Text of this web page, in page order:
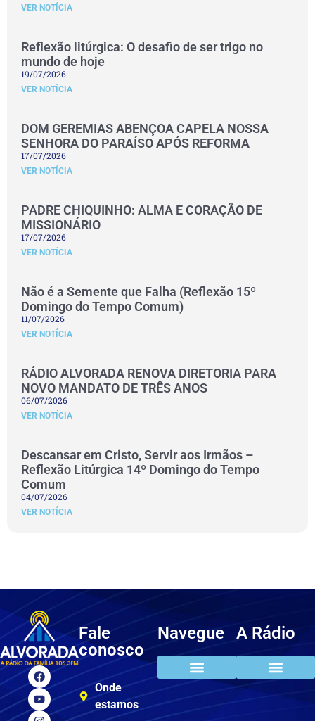
VER NOTÍCIA
Reflexão litúrgica: O desafio de ser trigo no
mundo de hoje
19/07/2026
VER NOTÍCIA
DOM GEREMIAS ABENÇOA CAPELA NOSSA
SENHORA DO PARAÍSO APÓS REFORMA
17/07/2026
VER NOTÍCIA
PADRE CHIQUINHO: ALMA E CORAÇÃO DE
MISSIONÁRIO
17/07/2026
VER NOTÍCIA
Não é a Semente que Falha (Reflexão 15º
Domingo do Tempo Comum)
11/07/2026
VER NOTÍCIA
RÁDIO ALVORADA RENOVA DIRETORIA PARA
NOVO MANDATO DE TRÊS ANOS
06/07/2026
VER NOTÍCIA
Descansar em Cristo, Servir aos Irmãos –
Reflexão Litúrgica 14º Domingo do Tempo
Comum
04/07/2026
VER NOTÍCIA
Fale
conosco
Onde
estamos
Navegue A Rádio